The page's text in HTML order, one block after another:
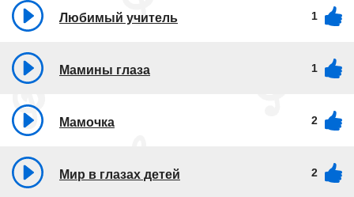
Любимый учитель 1
Мамины глаза 1
Мамочка 2
Мир в глазах детей 2